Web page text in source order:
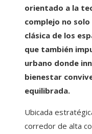
orientado a la
complejo no
clásica de los
que también
urbano donde
bienestar
equilibrada.
Ubicada
corredor de alta